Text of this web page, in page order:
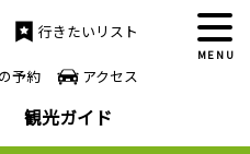
MENU
予約 アクセス
行きたいリスト
観光ガイド